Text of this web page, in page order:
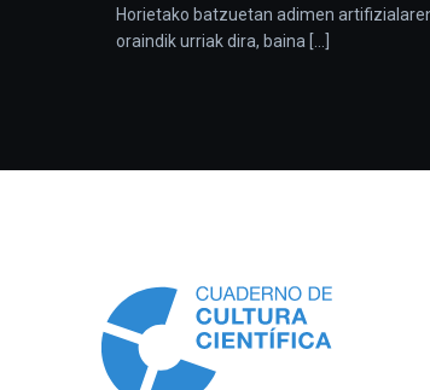
Horietako batzuetan adimen
oraindik urriak dira, baina [...]